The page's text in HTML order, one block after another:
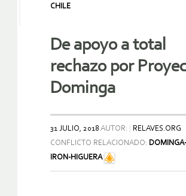
CHILE
De apoyo a total
rechazo por
Dominga
31 JULIO, 2018 AUTOR:
RELAVES.ORG
CONFLICTO RELACIONADO:
IRON-HIGUERA